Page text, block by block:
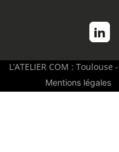
L’ATELIER COM :
Mentions légales